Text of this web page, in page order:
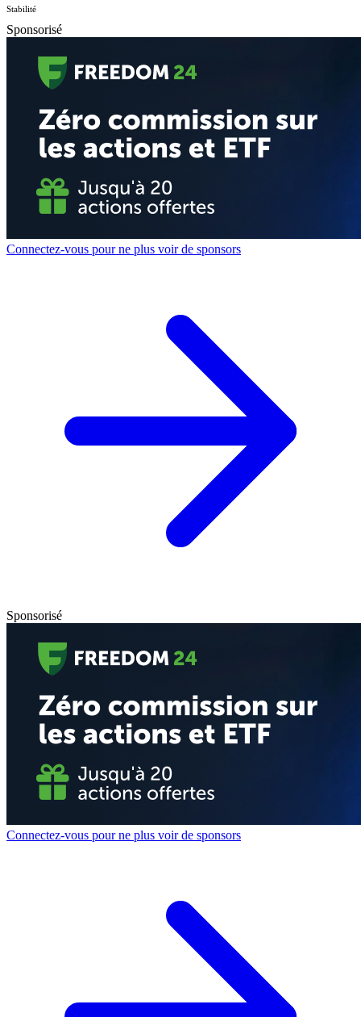
Stabilité
Sponsorisé
Connectez-vous pour ne plus voir de sponsors
Sponsorisé
Connectez-vous pour ne plus voir de sponsors